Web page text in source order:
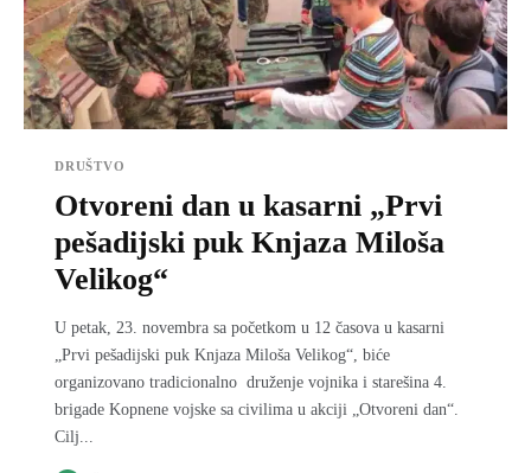
DRUŠTVO
Otvoreni dan u kasarni „Prvi
pešadijski puk Knjaza Miloša
Velikog“
U petak, 23. novembra sa početkom u 12 časova u kasarni
„Prvi pešadijski puk Knjaza Miloša Velikog“, biće
organizovano tradicionalno druženje vojnika i starešina 4.
brigade Kopnene vojske sa civilima u akciji „Otvoreni dan“.
Cilj...